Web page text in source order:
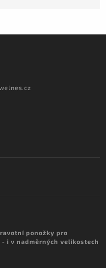
ponožky pro
i v nadměrných velikostech